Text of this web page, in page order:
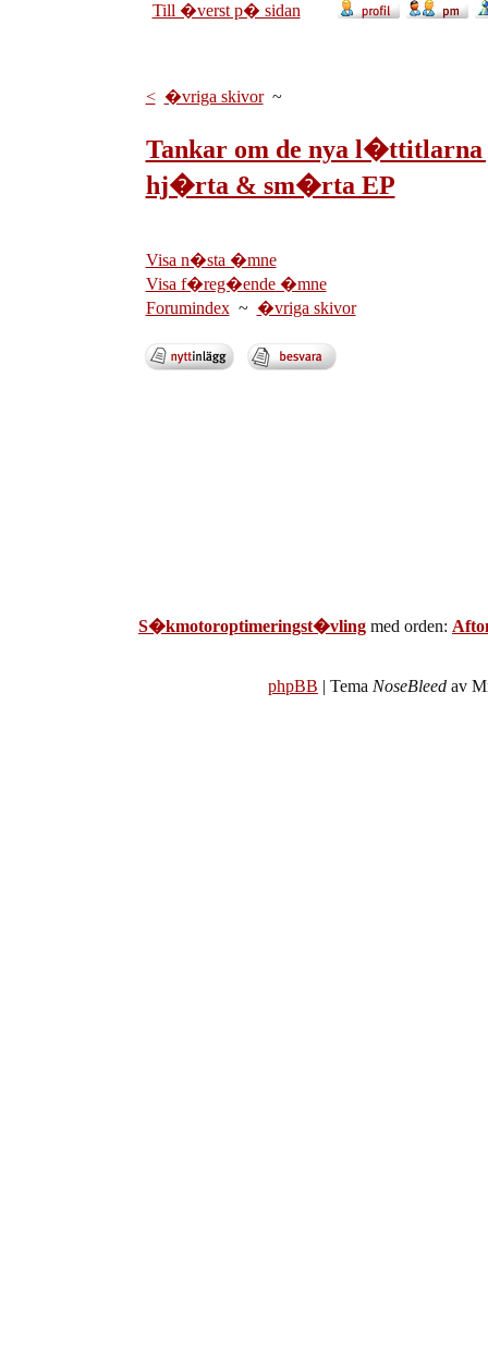
Till �verst p� sidan
< �vriga skivor~
Tankar om de nya
hj�rta & sm�rta EP
Visa n�sta �mne
Visa f�reg�ende �mne
Forumindex~ �vriga skivor
S�kmotoroptimeringst�vling med orden:
phpBB | Tema NoseBleed av